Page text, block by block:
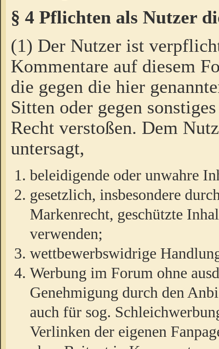
§ 4 Pflichten als Nutzer
(1) Der Nutzer ist
Kommentare auf diesem
die gegen die hier
Sitten oder gegen
Recht verstoßen. Dem
untersagt,
beleidigende oder unwahre
gesetzlich, insbesondere
Markenrecht, geschützte
verwenden;
wettbewerbswidrige
Werbung im Forum ohne
Genehmigung durch den
auch für sog.
Verlinken der eigenen